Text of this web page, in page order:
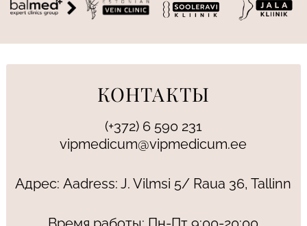
КОНТАКТЫ
(+372) 6 590 231
vipmedicum@vipmedicum.ee
Адрес: Aadress: J. Vilmsi 5/ Raua 36, Tallinn